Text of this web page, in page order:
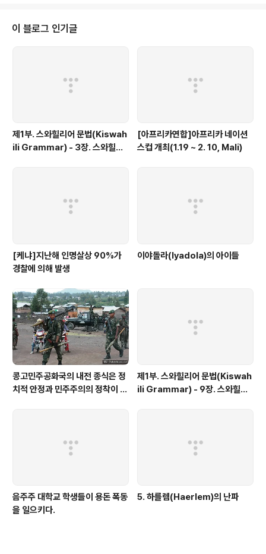
y)의 신설과 호텐토트 법의 폐지로 나타났다. 북쪽으로 이루어진 대이주(Great
Trek)는 보어인 공동체가 현재 아프리칸스(Afrikaans)로 알려진 네덜란드어..
이 블로그 인기글
제1부. 스와힐리어 문법(Kiswah
ili Grammar) - 3장. 스와힐리
[아프리카연합]아프리카 네이션
스컵 개최(1.19 ~ 2. 10, Mali)
[케냐]지난해 인명살상 90%가
경찰에 의해 발생
이야돌라(Iyadola)의 아이들
콩고민주공화국의 내전 종식은 정
치적 안정과 민주주의의 정착이 관
제1부. 스와힐리어 문법(Kiswah
ili Grammar) - 9장. 스와힐리
음주주 대학교 학생들이 용돈 폭동
을 일으키다.
5. 하를렘(Haerlem)의 난파